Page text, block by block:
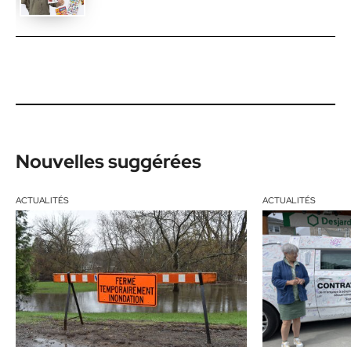
Nouvelles suggérées
ACTUALITÉS ACTUALITÉS